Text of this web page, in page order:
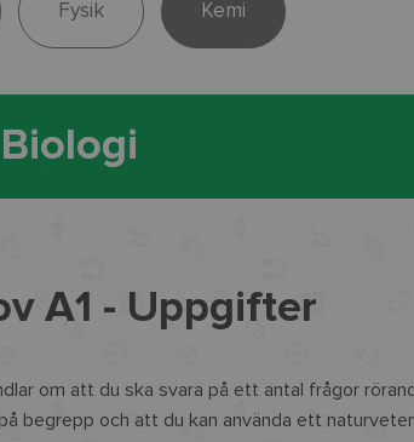
Fysik Kemi
Biologi
A1 - Uppgifter
om att du ska svara på ett antal frågor
begrepp och att du kan använda ett